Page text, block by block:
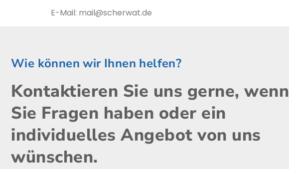
E-Mail: mail@scherwat.de
Wie können wir Ihnen helfen?
Kontaktieren Sie uns gerne, wenn
Sie Fragen haben oder ein
individuelles Angebot von uns
wünschen.​